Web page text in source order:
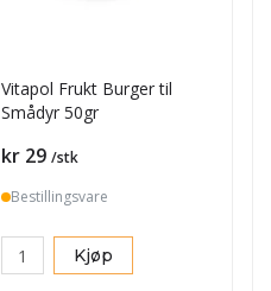
Vitapol Frukt Burger til
Smådyr 50gr
Pris
kr 29 /stk
Bestillingsvare
Kjøp